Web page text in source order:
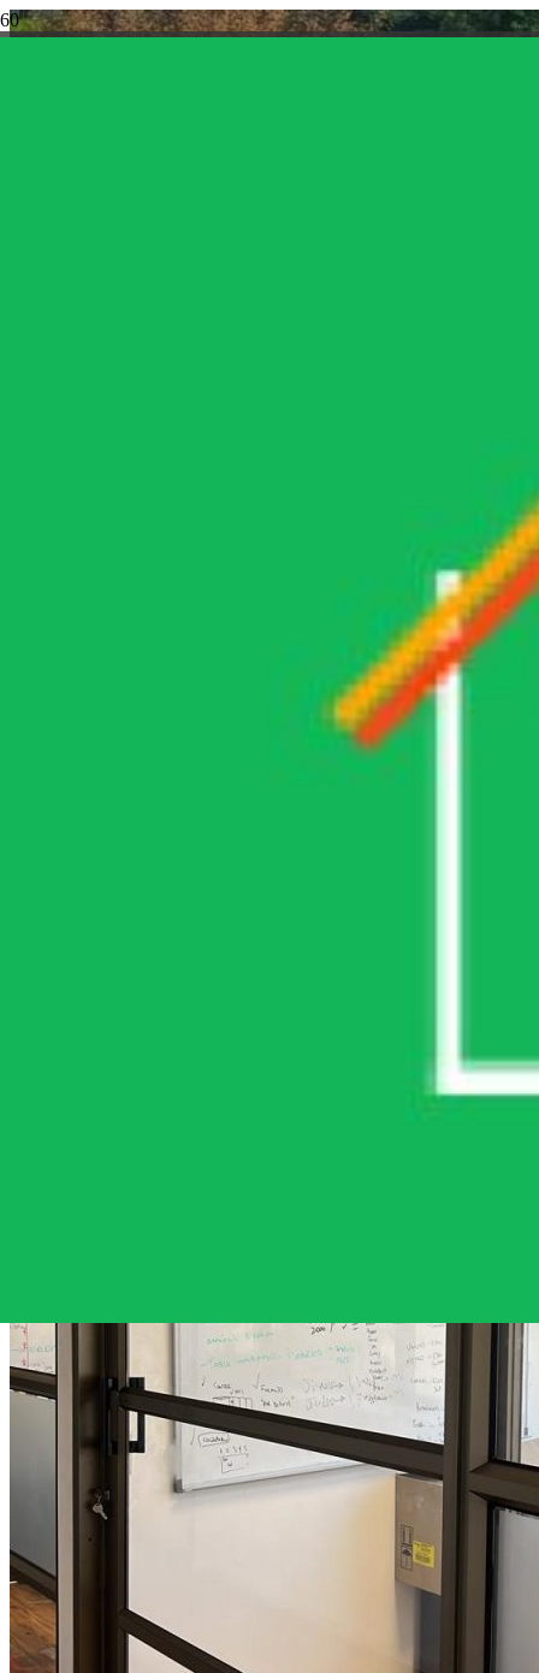
Los cambios de techo en La Reina son una de las remodelaciones
más importantes que puedes hacer para mantener tu hogar seguro y
confortable. Con el paso del tiempo, los…